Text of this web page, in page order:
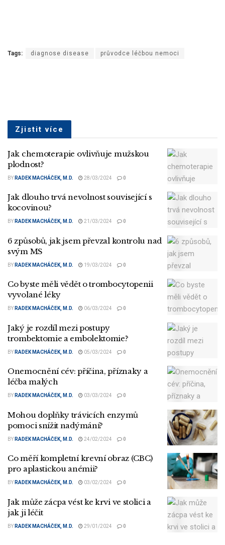
Tags: diagnose disease průvodce léčbou nemoci
Zjistit více
Jak chemoterapie ovlivňuje mužskou
plodnost?
BY RADEK MACHÁČEK, M.D. 28/03/2024 0
Jak dlouho trvá nevolnost související s
kocovinou?
BY RADEK MACHÁČEK, M.D. 21/03/2024 0
6 způsobů, jak jsem převzal kontrolu nad
svým MS
BY RADEK MACHÁČEK, M.D. 19/03/2024 0
Co byste měli vědět o trombocytopenii
vyvolané léky
BY RADEK MACHÁČEK, M.D. 06/03/2024 0
Jaký je rozdíl mezi postupy
trombektomie a embolektomie?
BY RADEK MACHÁČEK, M.D. 05/03/2024 0
Onemocnění cév: příčina, příznaky a
léčba malých
BY RADEK MACHÁČEK, M.D. 03/03/2024 0
Mohou doplňky trávicích enzymů
pomoci snížit nadýmání?
BY RADEK MACHÁČEK, M.D. 24/02/2024 0
Co měří kompletní krevní obraz (CBC)
pro aplastickou anémii?
BY RADEK MACHÁČEK, M.D. 03/02/2024 0
Jak může zácpa vést ke krvi ve stolici a
jak ji léčit
BY RADEK MACHÁČEK, M.D. 29/01/2024 0